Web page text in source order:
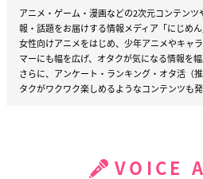
アニメ・ゲーム・漫画などの2次元コンテン
報・話題をお届けする情報メディア「にじめん
女性向けアニメをはじめ、少年アニメやキャ
マーにも幅を広げ、オタクが気になる情報を幅
さらに、アンケート・ランキング・オタ活（
タクがワクワク楽しめるようなコンテンツも発
VOICE